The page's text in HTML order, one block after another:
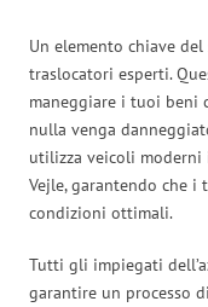
Un elemento chiave
traslocatori esperti.
maneggiare i tuoi beni
nulla venga
utilizza veicoli
Vejle, garantendo che
condizioni ottimali.
Tutti gli impiegati
garantire un processo